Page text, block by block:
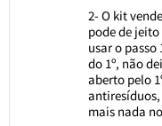
2- O kit
pode de
usar o passo
do 1º, não
aberto pelo
mais nada